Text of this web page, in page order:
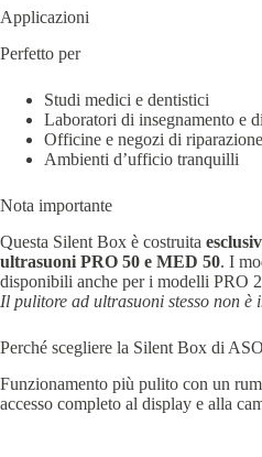
Applicazioni
Perfetto per
Studi medici e dentistici
Laboratori di insegnamento e
Officine e negozi di riparazione
Ambienti d’ufficio tranquilli
Nota importante
Questa Silent Box è costruita
ultrasuoni PRO 50 e MED 50. I
disponibili anche per i modelli PRO
Il pulitore ad ultrasuoni stesso non è
Perché scegliere la Silent Box di
Funzionamento più pulito con un
accesso completo al display e alla